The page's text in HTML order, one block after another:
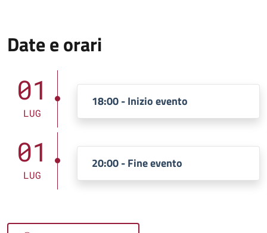
Date e orari
01
LUG
18:00 - Inizio evento
01
LUG
20:00 - Fine evento